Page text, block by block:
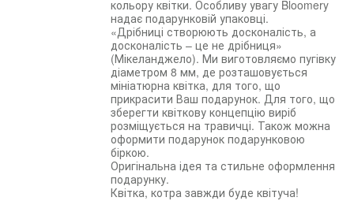
кольору квітки. Особливу увагу Bloomery
надає подарунковій упаковці.
«Дрібниці створюють досконалість, а
досконалість – це не дрібниця»
(Мікеланджело). Ми виготовляємо пугівку
діаметром 8 мм, де розташовується
мініатюрна квітка, для того, що
прикрасити Ваш подарунок. Для того, що
зберегти квіткову концепцію виріб
розміщується на травичці. Також можна
оформити подарунок подарунковою
біркою.
Оригінальна ідея та стильне оформлення
подарунку.
Квітка, котра завжди буде квітуча!